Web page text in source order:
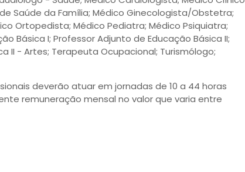
Saúde da Família; Médico Ginecologista/Obstetra;
Ortopedista; Médico Pediatra; Médico Psiquiatra;
Básica I; Professor Adjunto de Educação Básica II;
II - Artes; Terapeuta Ocupacional; Turismólogo;
deverão atuar em jornadas de 10 a 44 horas
remuneração mensal no valor que varia entre